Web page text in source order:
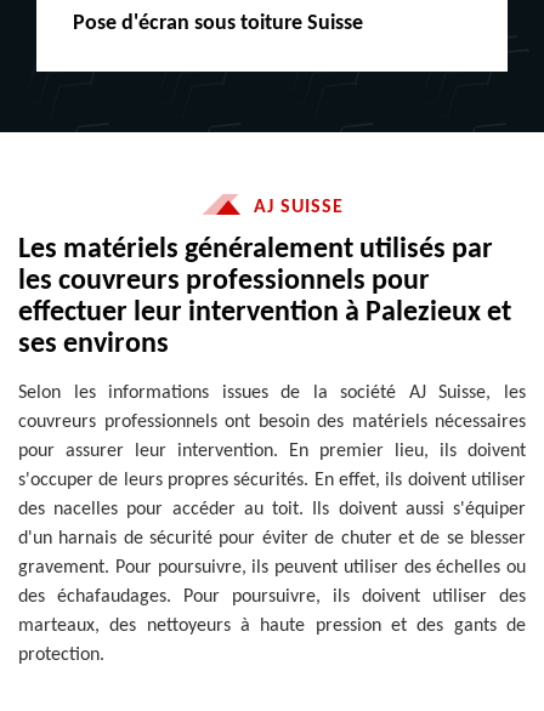
Peinture boiserie LE
AJ SUISSE
Les matériels généralement utilisés par
les couvreurs professionnels pour
effectuer leur intervention à Palezieux et
ses environs
Selon les informations issues de la société AJ Suisse, les
couvreurs professionnels ont besoin des matériels nécessaires
pour assurer leur intervention. En premier lieu, ils doivent
s'occuper de leurs propres sécurités. En effet, ils doivent utiliser
des nacelles pour accéder au toit. Ils doivent aussi s'équiper
d'un harnais de sécurité pour éviter de chuter et de se blesser
gravement. Pour poursuivre, ils peuvent utiliser des échelles ou
des échafaudages. Pour poursuivre, ils doivent utiliser des
marteaux, des nettoyeurs à haute pression et des gants de
protection.